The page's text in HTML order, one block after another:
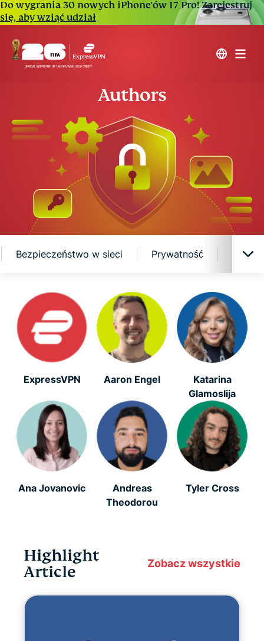
Do wygrania 30 nowych iPhone'ów 17 Pro!Zarejestruj
się, aby wziąć udział
Authors
Bezpieczeństwo w sieci Prywatność
Cyberbezpieczeństwo
Cyfrowa wolność
Aktualności ExpressVPN
Polecane
OSTATNIE
Bezpieczeństwo w sieci
Streaming
Wskazówki i porady
ExpressVPN Aaron Engel
Katarina
Glamoslija
Ana Jovanovic
Andreas
Theodorou
Tyler Cross
Highlight
Article
Zobacz wszystkie